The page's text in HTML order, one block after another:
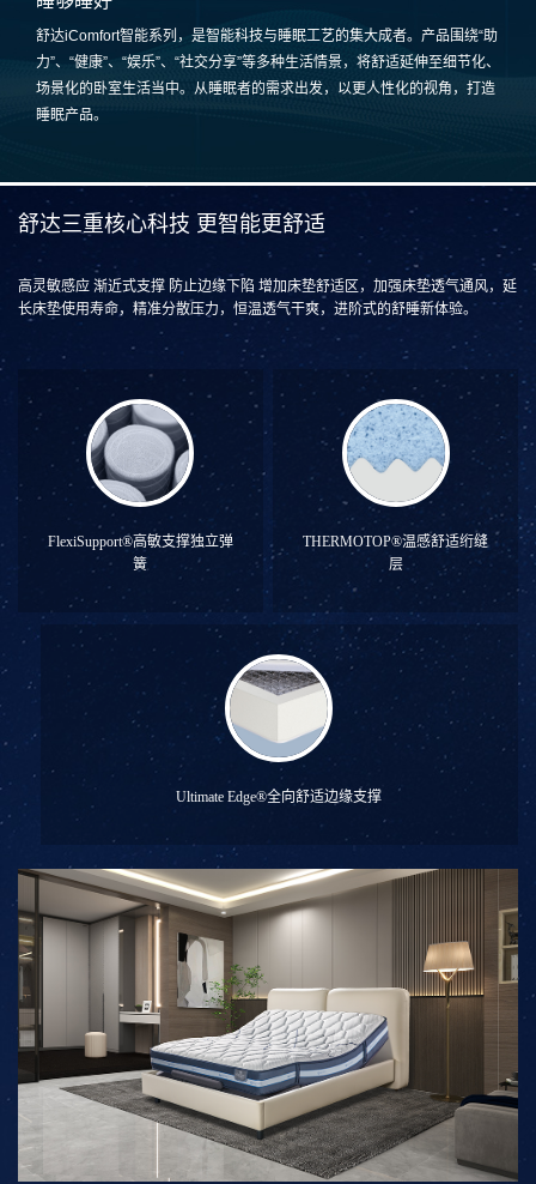
舒达iComfort智能系列，是智能科技与睡眠工艺的集大成者。产品围绕“助
力”、“健康”、“娱乐”、“社交分享”等多种生活情景，将舒适延伸至细节化、
场景化的卧室生活当中。从睡眠者的需求出发，以更人性化的视角，打造
睡眠产品。
舒达三重核心科技 更智能更舒适
高灵敏感应 渐近式支撑 防止边缘下陷 增加床垫舒适区，加强床垫透气通风，延
长床垫使用寿命，精准分散压力，恒温透气干爽，进阶式的舒睡新体验。
FlexiSupport®高敏支撑独立弹
簧
THERMOTOP®温感舒适绗缝
层
Ultimate Edge®全向舒适边缘支撑